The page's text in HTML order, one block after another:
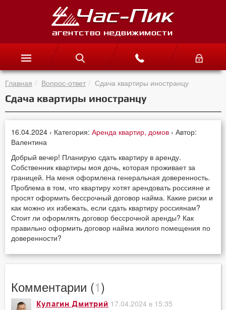
Главная Вопрос-ответ Сдача квартиры иностранцу
Сдача квартиры иностранцу
16.04.2024 › Категория:Аренда квартир, домов › Автор:
Валентина
Добрый вечер! Планирую сдать квартиру в аренду.
Собственник квартиры моя дочь, которая проживает за
границей. На меня оформлена генеральная доверенность.
Проблема в том, что квартиру хотят арендовать россияне и
просят оформить бессрочный договор найма. Какие риски и
как можно их избежать, если сдать квартиру россиянам?
Стоит ли оформлять договор бессрочной аренды? Как
правильно оформить договор найма жилого помещения по
доверенности?
Комментарии (1)
Кулагин Дмитрий 17.04.2024 в 15:35